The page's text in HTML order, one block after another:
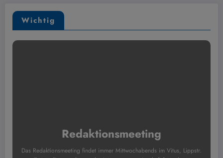
Wichtig
Redaktionsmeeting
Das Redaktionsmeeting findet immer Mittwochabends im Vitus, Lippstr.